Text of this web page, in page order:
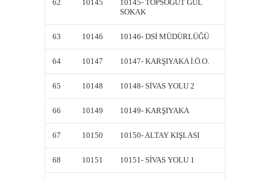
62 10145
10145- TOPSÖĞÜT GÜL
SOKAK
63 10146 10146- DSİ MÜDÜRLÜĞÜ
64 10147 10147- KARŞIYAKA İ.Ö.O.
65 10148 10148- SİVAS YOLU 2
66 10149 10149- KARŞIYAKA
67 10150 10150- ALTAY KIŞLASI
68 10151 10151- SİVAS YOLU 1